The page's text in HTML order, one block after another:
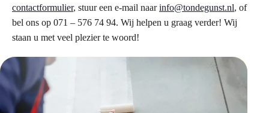
contactformulier, stuur een e-mail naarinfo@tondegunst.nl, of
bel ons op 071 – 576 74 94. Wij helpen u graag verder! Wij
staan u met veel plezier te woord!